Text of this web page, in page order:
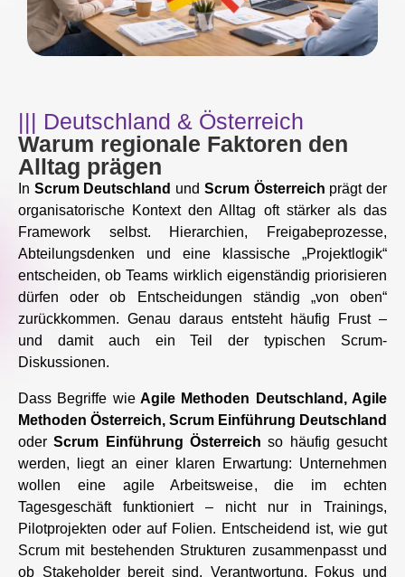
||| Deutschland & Österreich
Warum regionale Faktoren den
Alltag prägen
In Scrum Deutschland und Scrum Österreich prägt der
organisatorische Kontext den Alltag oft stärker als das
Framework selbst. Hierarchien, Freigabeprozesse,
Abteilungsdenken und eine klassische „Projektlogik“
entscheiden, ob Teams wirklich eigenständig priorisieren
dürfen oder ob Entscheidungen ständig „von oben“
zurückkommen. Genau daraus entsteht häufig Frust –
und damit auch ein Teil der typischen Scrum-
Diskussionen.
Dass Begriffe wieAgile Methoden Deutschland, Agile
Methoden Österreich, Scrum Einführung Deutschland
oderScrum Einführung Österreich so häufig gesucht
werden, liegt an einer klaren Erwartung: Unternehmen
wollen eine agile Arbeitsweise, die im echten
Tagesgeschäft funktioniert – nicht nur in Trainings,
Pilotprojekten oder auf Folien. Entscheidend ist, wie gut
Scrum mit bestehenden Strukturen zusammenpasst und
ob Stakeholder bereit sind, Verantwortung, Fokus und